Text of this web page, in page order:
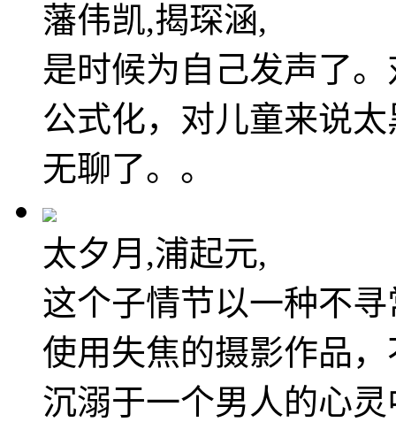
藩伟凯,揭琛涵,
是时候为自己发声了
公式化，对儿童来说
无聊了。。
太夕月,浦起元,
这个子情节以一种不
使用失焦的摄影作品
沉溺于一个男人的心